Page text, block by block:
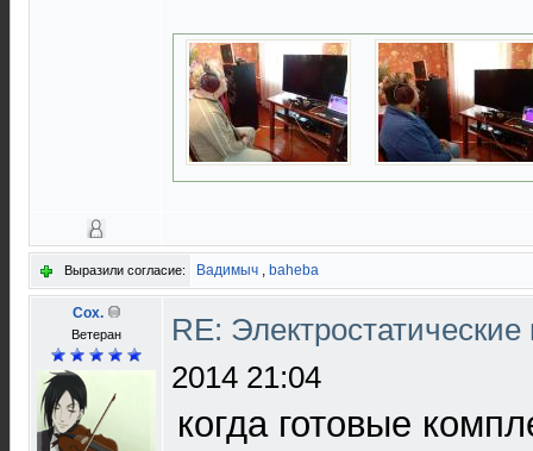
Выразили согласие: Вадимыч , baheba
Cox.
Ветеран
RE:
2014 21:04
когда готовые